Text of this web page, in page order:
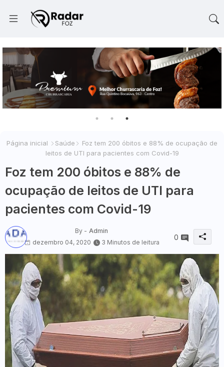
Página inicial Saúde
Foz tem 200 óbitos e 88% de ocupação de
leitos de UTI para pacientes com Covid-19
Foz tem 200 óbitos e 88% de
ocupação de leitos de UTI para
pacientes com Covid-19
By - Admin
dezembro 04, 2020
3 Minutos de leitura
0